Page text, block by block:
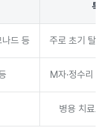
특징
드 등 주로 초기 탈
M자·정수리
병용 치료로